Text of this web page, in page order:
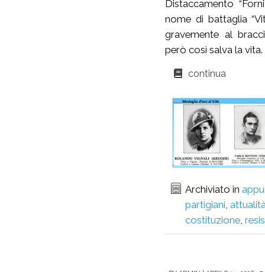
Distaccamento
nome di battaglia
gravemente al
però così salva la vita.
continua
Archiviato in
partigiani,
costituzione,